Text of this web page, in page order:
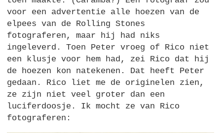
voor een advertentie alle hoezen van de
elpees van de Rolling Stones
fotograferen, maar hij had niks
ingeleverd. Toen Peter vroeg of Rico niet
een klusje voor hem had, zei Rico dat hij
de hoezen kon natekenen. Dat heeft Peter
gedaan. Rico liet me de originelen zien,
ze zijn niet veel groter dan een
luciferdoosje. Ik mocht ze van Rico
fotograferen: